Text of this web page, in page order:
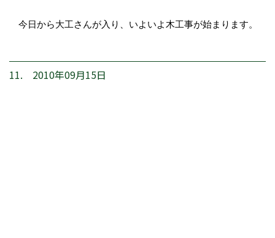
今日から大工さんが入り、いよいよ木工事が始まります。
11. 2010年09月15日